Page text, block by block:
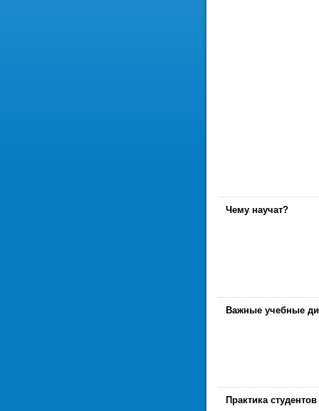
Чему научат?
Важные учебные
Практика студентов